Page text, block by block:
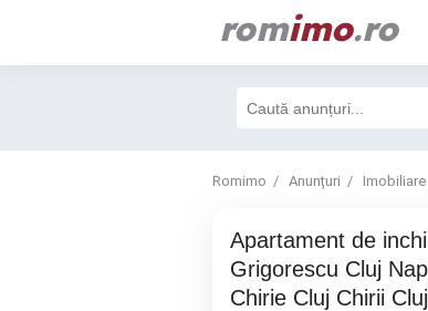
romimo.ro
Romimo Anunțuri Imobiliare
Apartament de inchiriat 2 camere
Grigorescu Cluj
Chirie Cluj Chirii Cluj